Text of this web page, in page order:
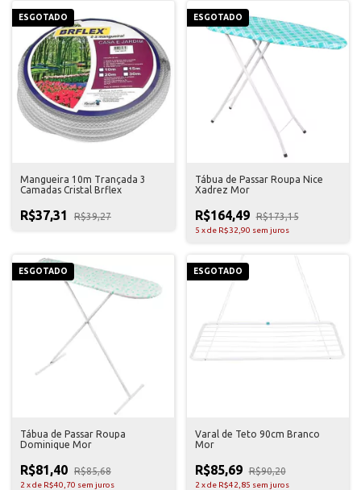
ESGOTADO
Mangueira 10m Trançada 3
Camadas Cristal Brflex
R$37,31 R$39,27
ESGOTADO
Tábua de Passar Roupa Nice
Xadrez Mor
R$164,49 R$173,15
5 xde R$32,90 sem juros
ESGOTADO
Tábua de Passar Roupa
Dominique Mor
R$81,40 R$85,68
2 xde R$40,70 sem juros
ESGOTADO
Varal de Teto 90cm Branco
Mor
R$85,69 R$90,20
2 xde R$42,85 sem juros